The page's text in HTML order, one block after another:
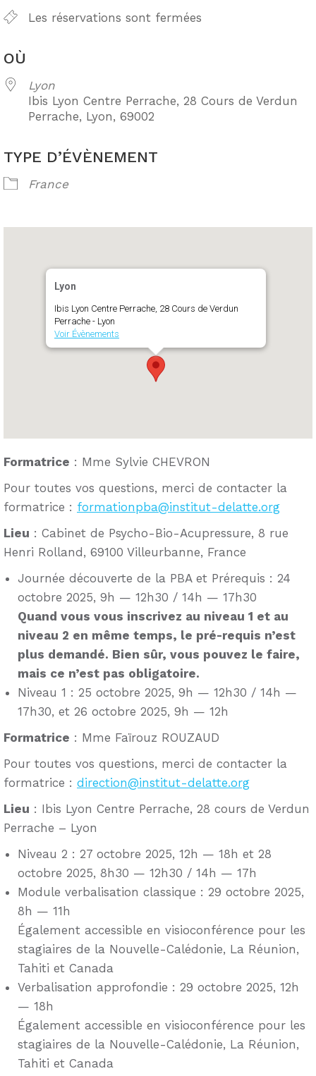
Les réservations sont fermées
OÙ
Lyon
Ibis Lyon Centre Perrache, 28 Cours de Verdun
Perrache, Lyon, 69002
TYPE D’ÉVÈNEMENT
France
Lyon
Ibis Lyon Centre Perrache, 28 Cours de Verdun
Perrache - Lyon
Voir Évènements
Formatrice : Mme Sylvie CHEVRON
Pour toutes vos questions, merci de contacter la
formatrice : formationpba@institut-delatte.org
Lieu : Cabinet de Psycho-Bio-Acupressure, 8 rue
Henri Rolland, 69100 Villeurbanne, France
Journée découverte de la PBA et Prérequis : 24
octobre 2025, 9h — 12h30 / 14h — 17h30
Quand vous vous inscrivez au niveau 1 et au
niveau 2 en même temps, le pré-requis n’est
plus demandé. Bien sûr, vous pouvez le faire,
mais ce n’est pas obligatoire.
Niveau 1 : 25 octobre 2025, 9h — 12h30 / 14h —
17h30, et 26 octobre 2025, 9h — 12h
Formatrice : Mme Faïrouz ROUZAUD
Pour toutes vos questions, merci de contacter la
formatrice : direction@institut-delatte.org
Lieu : Ibis Lyon Centre Perrache, 28 cours de Verdun
Perrache – Lyon
Niveau 2 : 27 octobre 2025, 12h — 18h et 28
octobre 2025, 8h30 — 12h30 / 14h — 17h
Module verbalisation classique : 29 octobre 2025,
8h — 11h
Également accessible en visioconférence pour les
stagiaires de la Nouvelle-Calédonie, La Réunion,
Tahiti et Canada
Verbalisation approfondie : 29 octobre 2025, 12h
— 18h
Également accessible en visioconférence pour les
stagiaires de la Nouvelle-Calédonie, La Réunion,
Tahiti et Canada